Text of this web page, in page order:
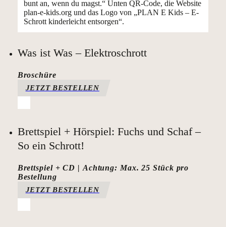
Was ist Was – Elektroschrott
Broschüre
JETZT BESTELLEN
Brettspiel + Hörspiel: Fuchs und Schaf –
So ein Schrott!
Brettspiel + CD | Achtung: Max. 25 Stück pro
Bestellung
JETZT BESTELLEN